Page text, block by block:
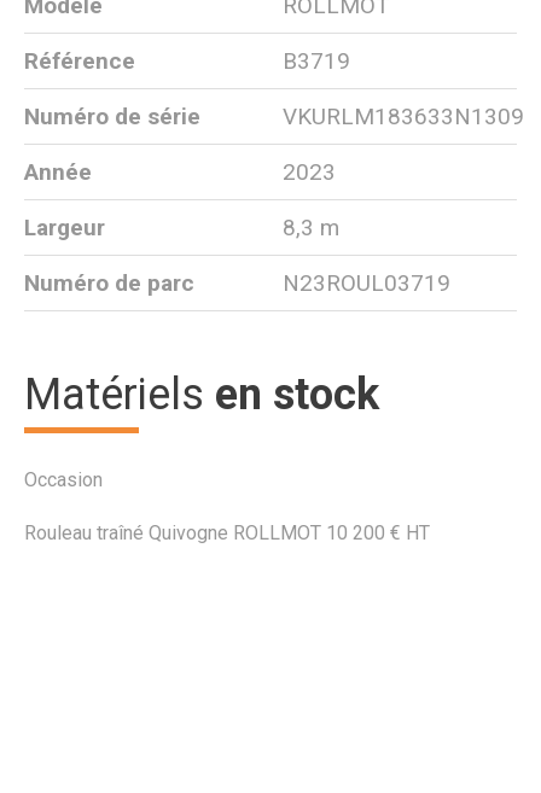
Référence
B3719
Numéro de série
VKURLM183633N1309
Année
2023
Largeur
8,3 m
Numéro de parc
N23ROUL03719
Matériels en stock
Occasion
Rouleau traîné Quivogne ROLLMOT 10 200 € HT